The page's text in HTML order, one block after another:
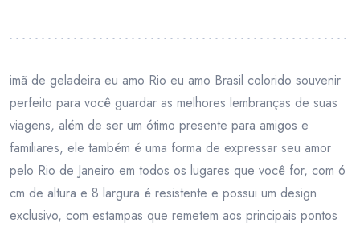
imã de geladeira eu amo Rio eu amo Brasil colorido souvenir
perfeito para você guardar as melhores lembranças de suas
viagens, além de ser um ótimo presente para amigos e
familiares, ele também é uma forma de expressar seu amor
pelo Rio de Janeiro em todos os lugares que você for, com 6
cm de altura e 8 largura é resistente e possui um design
exclusivo, com estampas que remetem aos principais pontos